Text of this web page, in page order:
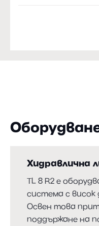
Хидравлична
TL 8 R2 е
система с висок
Освен това
поддържане на